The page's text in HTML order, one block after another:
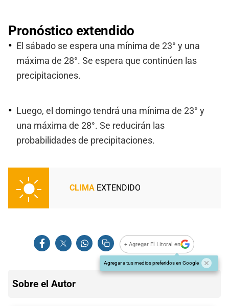
Pronóstico extendido
El sábado se espera una mínima de 23° y una
máxima de 28°. Se espera que continúen las
precipitaciones.
Luego, el domingo tendrá una mínima de 23° y
una máxima de 28°. Se reducirán las
probabilidades de precipitaciones.
CLIMA EXTENDIDO
+ Agregar El Litoral en
Agregar a tus medios preferidos en Google
Sobre el Autor